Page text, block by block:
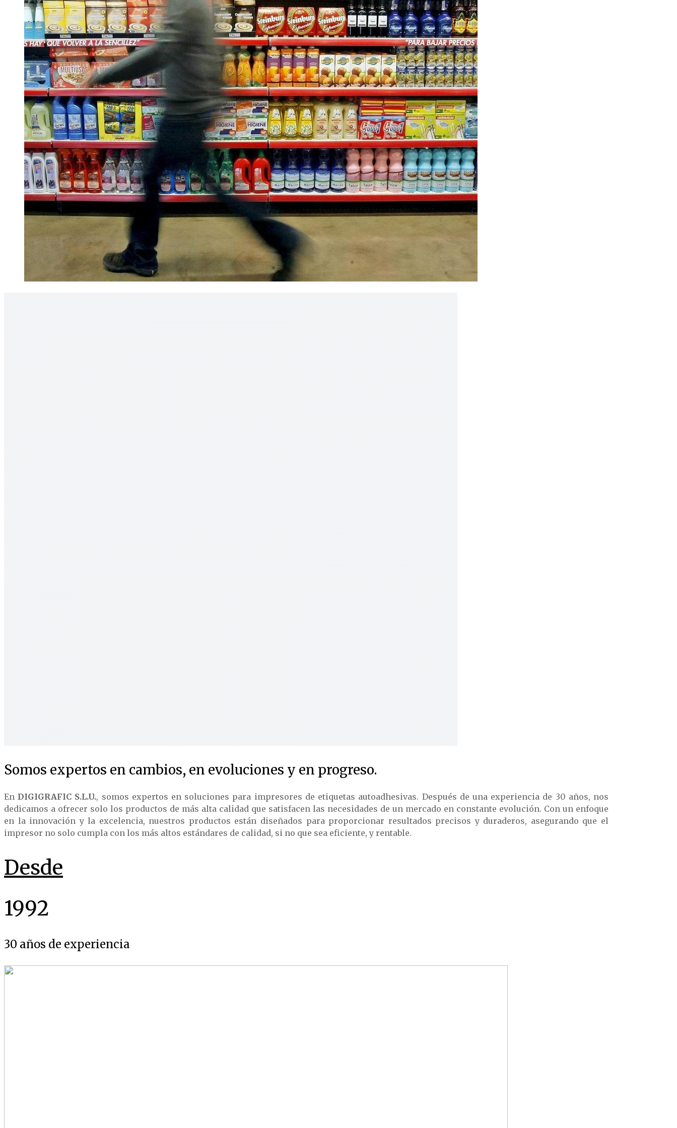
Somos expertos en cambios, en evoluciones y en progreso.
EnDIGIGRAFIC S.L.U., somos expertos en soluciones para impresores de etiquetas autoadhesivas. Después de una experiencia de 30 años, nos
dedicamos a ofrecer solo los productos de más alta calidad que satisfacen las necesidades de un mercado en constante evolución. Con un enfoque
en la innovación y la excelencia, nuestros productos están diseñados para proporcionar resultados precisos y duraderos, asegurando que el
impresor no solo cumpla con los más altos estándares de calidad, si no que sea eficiente, y rentable.
Desde
1992
30 años de experiencia